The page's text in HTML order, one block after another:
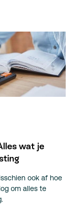
wat je
ook af hoe
om alles te